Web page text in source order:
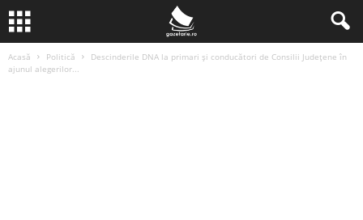
Acasă Politică
Descinderile DNA la primari și conducători de Consilii Județene în
ajunul alegerilor...